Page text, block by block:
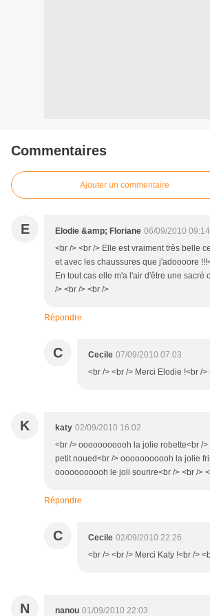
Commentaires
Ajouter un commentaire
E Elodie &amp; Floriane 06/09/2010 09:14
<br /> <br /> Elle est vraiment très belle
et avec les chaussures que j'adoooore
En tout cas elle m'a l'air d'être une sacré
/> <br /> <br />
Répondre
C Cecile 07/09/2010 07:03
<br /> <br /> Merci Elodie !<br />
K katy 02/09/2010 16:02
<br /> ooooooooooh la jolie robette<br /
petit noued<br /> ooooooooooh la jolie
ooooooooooh le joli sourire<br /> <br />
Répondre
C Cecile 02/09/2010 22:26
<br /> <br /> Merci Katy !<br />
N nanou 01/09/2010 22:03